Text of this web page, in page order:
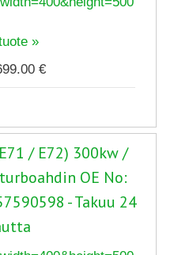
»
€
/ E72) 300kw /
OE No:
- Takuu 24